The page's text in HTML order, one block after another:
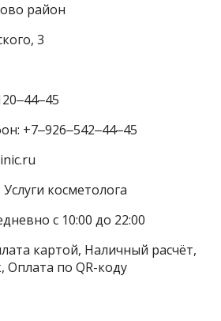
район
3
+7‒926‒542‒44‒45
косметолога
с 10:00 до 22:00
картой, Наличный расчёт,
Оплата по QR-коду